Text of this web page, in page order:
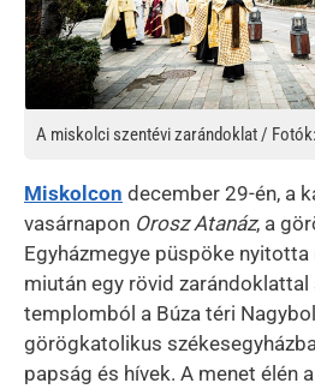
A miskolci szentévi zarándoklat /
Miskolcon december 29-én, a
vasárnapon Orosz Atanáz, a
Egyházmegye püspöke nyitotta
miután egy rövid zarándoklattal
templomból a Búza téri
görögkatolikus
papság és hívek. A menet élén